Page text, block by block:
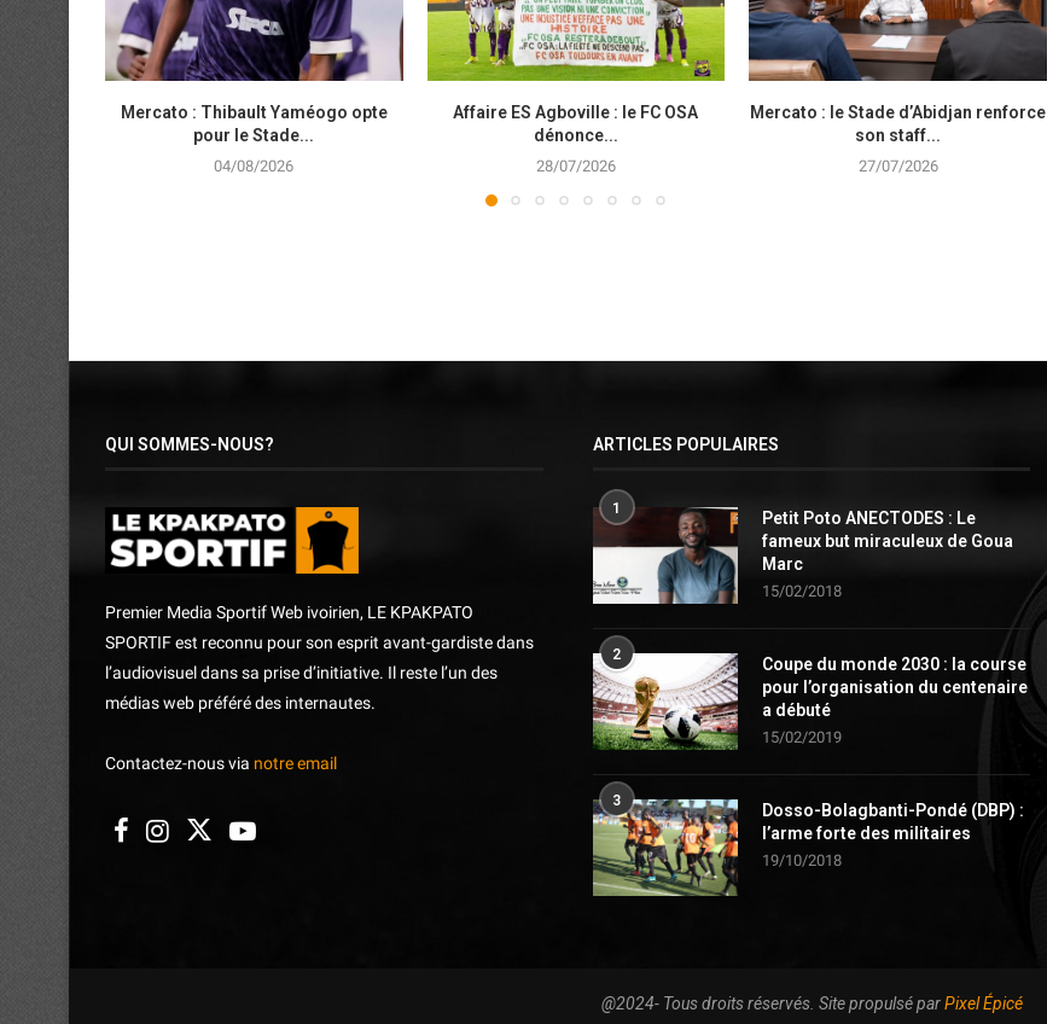
Mercato : Thibault Yaméogo opte
pour le Stade...
04/08/2026
Affaire ES Agboville : le FC OSA
dénonce...
28/07/2026
Mercato : le Stade d’Abidjan renforce
son staff...
27/07/2026
QUI SOMMES-NOUS?
Premier Media Sportif Web ivoirien, LE KPAKPATO
SPORTIF est reconnu pour son esprit avant-gardiste dans
l’audiovisuel dans sa prise d’initiative. Il reste l’un des
médias web préféré des internautes.
Contactez-nous via notre email
ARTICLES POPULAIRES
1
Petit Poto ANECTODES : Le
fameux but miraculeux de Goua
Marc
15/02/2018
2
Coupe du monde 2030 : la course
pour l’organisation du centenaire
a débuté
15/02/2019
3
Dosso-Bolagbanti-Pondé (DBP) :
l’arme forte des militaires
19/10/2018
@2024- Tous droits réservés. Site propulsé parPixel Épicé